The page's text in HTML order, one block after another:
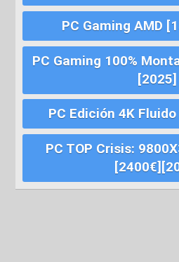
PC Gaming AMD
PC Gaming 100%
[2025]
PC Edición 4K
PC TOP Crisis: